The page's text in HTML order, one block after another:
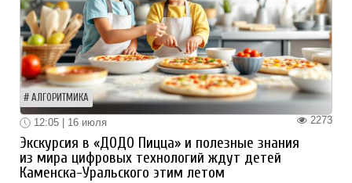
АЛГОРИТМИКА
2273
12:05 | 16 июля
Экскурсия в «ДОДО Пицца» и полезные знания
из мира цифровых технологий ждут детей
Каменска-Уральского этим летом